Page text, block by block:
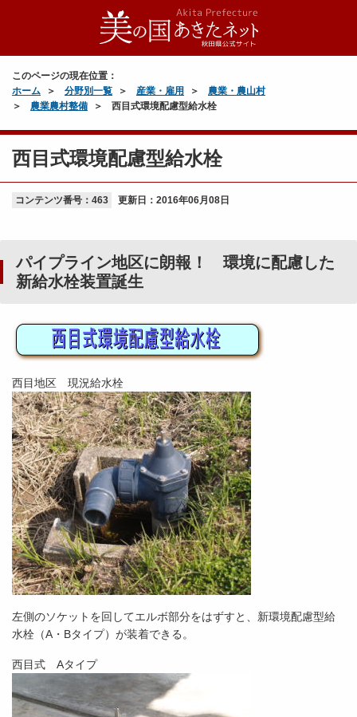
このページの現在位置：
ホーム
分野別一覧 産業・雇用
農業・農山村
農業農村整備
西目式環境配慮型給水栓
西目式環境配慮型給水栓
コンテンツ番号：463 更新日： 2016年06月08日
パイプライン地区に朗報！ 環境に配慮した
新給水栓装置誕生
西目地区 現況給水栓
左側のソケットを回してエルボ部分をはずすと、新環境配慮型給
水栓（A・Bタイプ）が装着できる。
西目式 Aタイプ